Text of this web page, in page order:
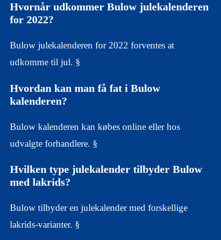
Hvornår udkommer Bulow julekalenderen
for 2022?
Bulow julekalenderen for 2022 forventes at
udkomme til jul. §
Hvordan kan man få fat i Bulow
kalenderen?
Bulow kalenderen kan købes online eller hos
udvalgte forhandlere. §
Hvilken type julekalender tilbyder Bulow
med lakrids?
Bulow tilbyder en julekalender med forskellige
lakrids-varianter. §